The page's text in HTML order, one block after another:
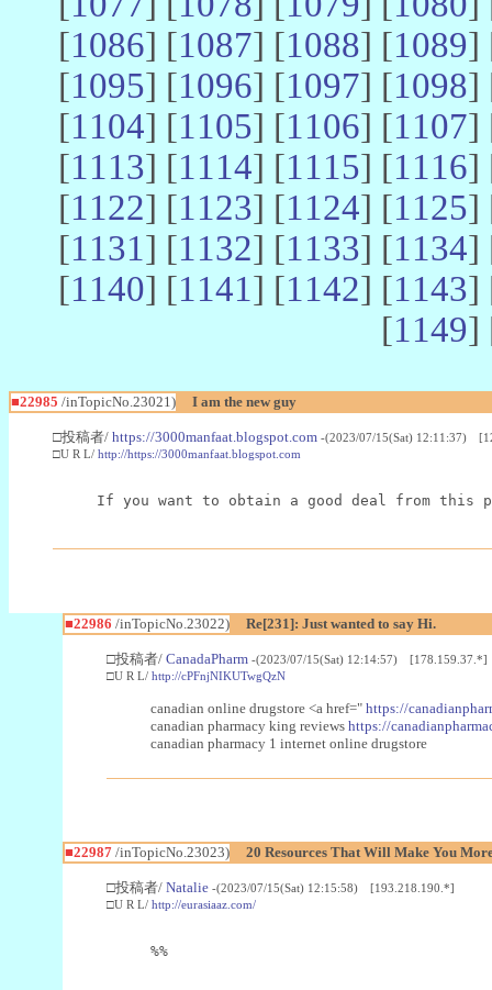
[1086] [1087] [1088] [1089]
[1095] [1096] [1097] [1098]
[1104] [1105] [1106] [1107]
[1113] [1114] [1115] [1116]
[1122] [1123] [1124] [1125]
[1131] [1132] [1133] [1134]
[1140] [1141] [1142] [1143]
[1149]
■22985 /inTopicNo.23021) I am the new guy
□投稿者/ https://3000manfaat.blogspot.com -(2023/07/15(Sat) 12:11:37)
□U R L/ http://https://3000manfaat.blogspot.com
If you want to obtain a good deal from this
■22986 /inTopicNo.23022) Re[231]: Just wanted to say Hi.
□投稿者/ CanadaPharm -(2023/07/15(Sat) 12:14:57) [178.159.37.*]
□U R L/ http://cPFnjNIKUTwgQzN
canadian online drugstore <a href=" https://
canadian pharmacy king reviews https://
canadian pharmacy 1 internet online drugstore
■22987/inTopicNo.23023) 20 Resources That Will Make You
□投稿者/ Natalie -(2023/07/15(Sat) 12:15:58) [193.218.190.*]
□U R L/ http://eurasiaaz.com/
%%